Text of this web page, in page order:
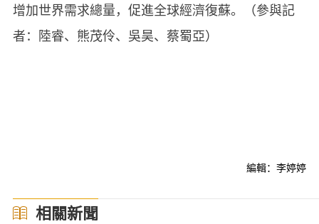
增加世界需求總量，促進全球經濟復蘇。（參與記
者：陸睿、熊茂伶、吳昊、蔡蜀亞）
編輯：李婷婷
相關新聞